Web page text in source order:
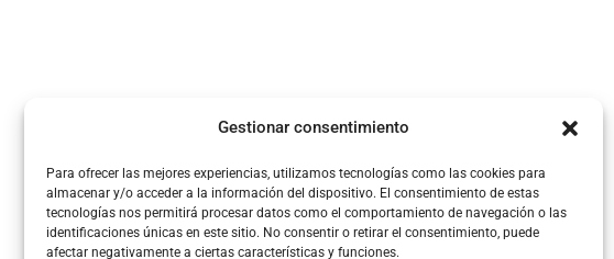
Gestionar consentimiento
Para ofrecer las mejores experiencias, utilizamos tecnologías como las cookies para
almacenar y/o acceder a la información del dispositivo. El consentimiento de estas
tecnologías nos permitirá procesar datos como el comportamiento de navegación o las
identificaciones únicas en este sitio. No consentir o retirar el consentimiento, puede
afectar negativamente a ciertas características y funciones.